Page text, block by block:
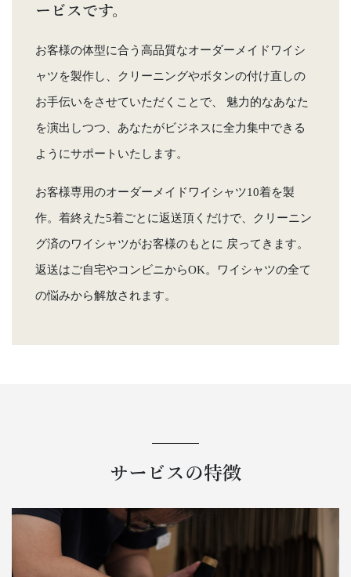
ービスです。
お客様の体型に合う高品質なオーダーメイドワイシ
ャツを製作し、クリーニングやボタンの付け直しの
お手伝いをさせていただくことで、 魅力的なあなた
を演出しつつ、あなたがビジネスに全力集中できる
ようにサポートいたします。
お客様専用のオーダーメイドワイシャツ10着を製
作。着終えた5着ごとに返送頂くだけで、クリーニン
グ済のワイシャツがお客様のもとに 戻ってきます。
返送はご自宅やコンビニからOK。ワイシャツの全て
の悩みから解放されます。
サービスの特徴